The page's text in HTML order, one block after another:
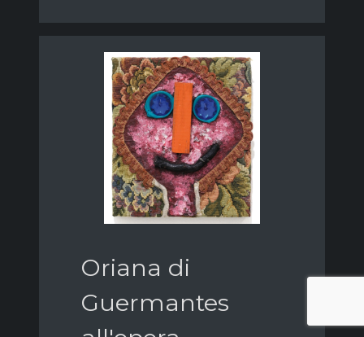
Oriana di
Guermantes